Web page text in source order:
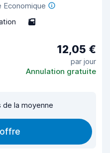
Economique
5
12,05 €
par jour
Annulation gratuite
de la moyenne